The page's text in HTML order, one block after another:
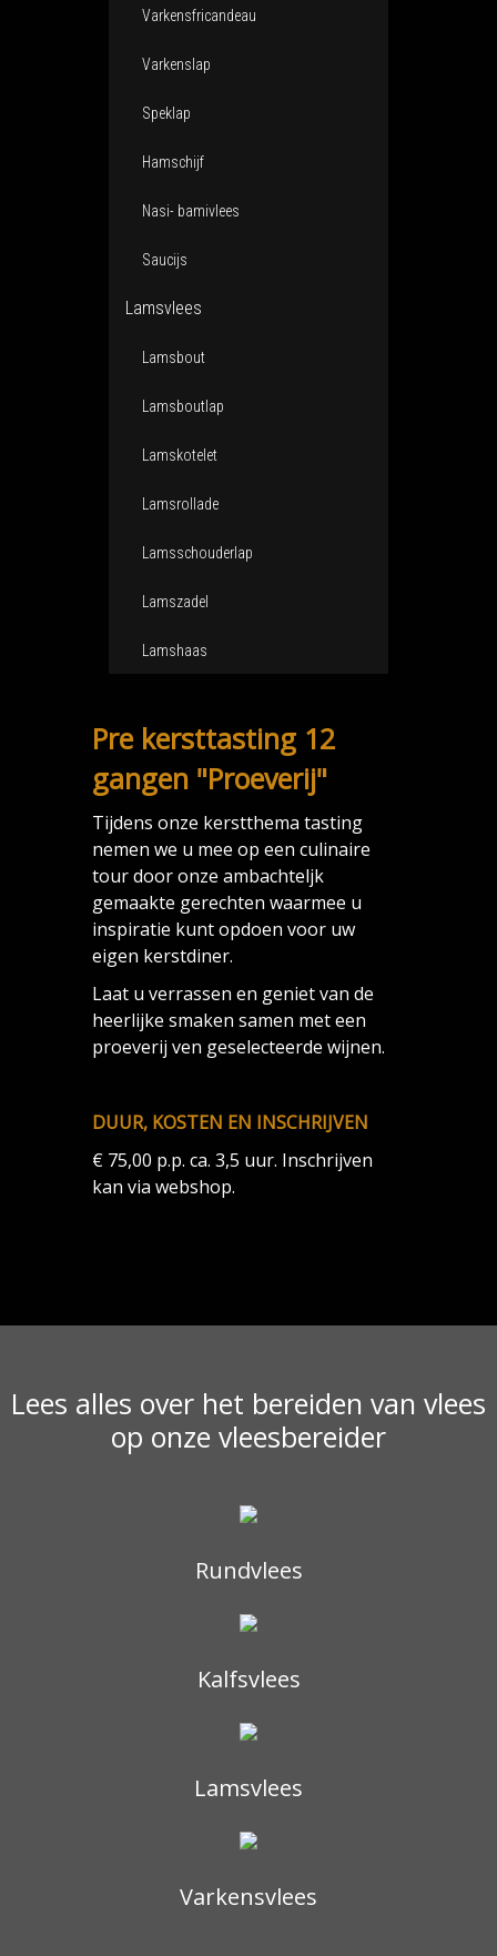
Varkensfricandeau
Varkenslap
Speklap
Hamschijf
Nasi- bamivlees
Saucijs
Lamsvlees
Lamsbout
Lamsboutlap
Lamskotelet
Lamsrollade
Lamsschouderlap
Lamszadel
Lamshaas
Pre kersttasting 12
gangen "Proeverij"
Tijdens onze kerstthema tasting
nemen we u mee op een culinaire
tour door onze ambachteljk
gemaakte gerechten waarmee u
inspiratie kunt opdoen voor uw
eigen kerstdiner.
Laat u verrassen en geniet van de
heerlijke smaken samen met een
proeverij ven geselecteerde wijnen.
DUUR, KOSTEN EN INSCHRIJVEN
€ 75,00 p.p. ca. 3,5 uur. Inschrijven
kan via webshop.
Lees alles over het bereiden van vlees
op onze vleesbereider
Rundvlees
Kalfsvlees
Lamsvlees
Varkensvlees